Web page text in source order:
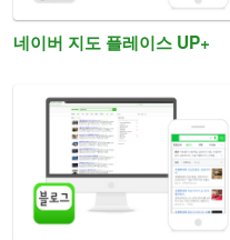
네이버 지도 플레이스 UP+